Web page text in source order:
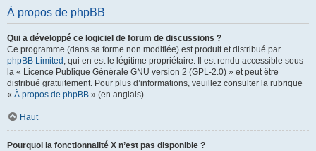
À propos de phpBB
Qui a développé ce logiciel de forum de discussions ?
Ce programme (dans sa forme non modifiée) est produit et distribué par
phpBB Limited , qui en est le légitime propriétaire. Il est rendu accessible sous
la « Licence Publique Générale GNU version 2 (GPL-2.0) » et peut être
distribué gratuitement. Pour plus d’informations, veuillez consulter la rubrique
« À propos de phpBB » (en anglais).
Haut
Pourquoi la fonctionnalité X n’est pas disponible ?